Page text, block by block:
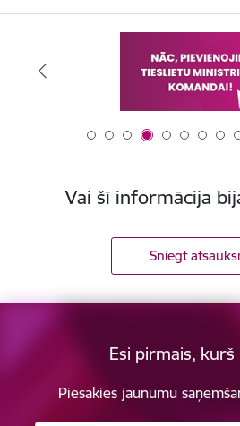
Vai šī informācija
Sniegt
Esi pirmais, kurš
Piesakies jaunumu